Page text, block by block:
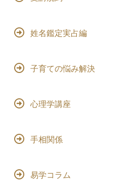
姓名鑑定実占編
子育ての悩み解決
心理学講座
手相関係
易学コラム